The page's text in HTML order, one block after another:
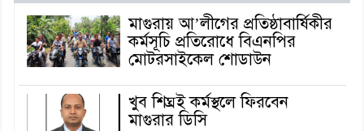
মাগুরায় আ’লীগের প্রতিষ্ঠাবার্ষিকীর
কর্মসূচি প্রতিরোধে বিএনপির
মোটরসাইকেল শোডাউন
খুব শিঘ্রই কর্মস্থলে ফিরবেন
মাগুরার ডিসি